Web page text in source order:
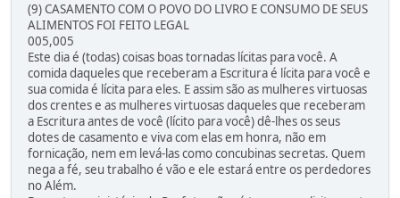
(9) CASAMENTO COM O POVO DO LIVRO E CONSUMO DE SEUS
ALIMENTOS FOI FEITO LEGAL
005,005
Este dia é (todas) coisas boas tornadas lícitas para você. A
comida daqueles que receberam a Escritura é lícita para você e
sua comida é lícita para eles. E assim são as mulheres virtuosas
dos crentes e as mulheres virtuosas daqueles que receberam
a Escritura antes de você (lícito para você) dê-lhes os seus
dotes de casamento e viva com elas em honra, não em
fornicação, nem em levá-las como concubinas secretas. Quem
nega a fé, seu trabalho é vão e ele estará entre os perdedores
no Além.